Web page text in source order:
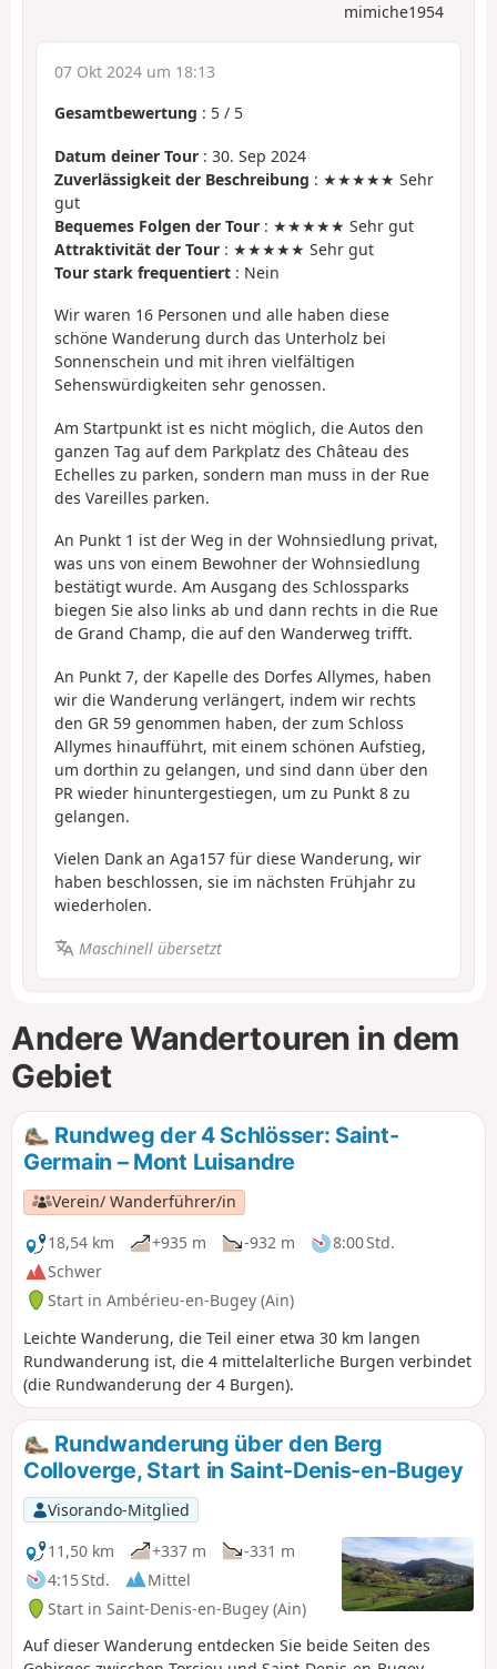
mimiche1954
07 Okt 2024 um 18:13
Gesamtbewertung : 5 / 5
Datum deiner Tour : 30. Sep 2024
Zuverlässigkeit der Beschreibung : ★★★★★ Sehr
gut
Bequemes Folgen der Tour : ★★★★★ Sehr gut
Attraktivität der Tour : ★★★★★ Sehr gut
Tour stark frequentiert : Nein
Wir waren 16 Personen und alle haben diese
schöne Wanderung durch das Unterholz bei
Sonnenschein und mit ihren vielfältigen
Sehenswürdigkeiten sehr genossen.
Am Startpunkt ist es nicht möglich, die Autos den
ganzen Tag auf dem Parkplatz des Château des
Echelles zu parken, sondern man muss in der Rue
des Vareilles parken.
An Punkt 1 ist der Weg in der Wohnsiedlung privat,
was uns von einem Bewohner der Wohnsiedlung
bestätigt wurde. Am Ausgang des Schlossparks
biegen Sie also links ab und dann rechts in die Rue
de Grand Champ, die auf den Wanderweg trifft.
An Punkt 7, der Kapelle des Dorfes Allymes, haben
wir die Wanderung verlängert, indem wir rechts
den GR 59 genommen haben, der zum Schloss
Allymes hinaufführt, mit einem schönen Aufstieg,
um dorthin zu gelangen, und sind dann über den
PR wieder hinuntergestiegen, um zu Punkt 8 zu
gelangen.
Vielen Dank an Aga157 für diese Wanderung, wir
haben beschlossen, sie im nächsten Frühjahr zu
wiederholen.
Maschinell übersetzt
Andere Wandertouren in dem
Gebiet
Rundweg der 4 Schlösser: Saint-
Germain – Mont Luisandre
Verein/ Wanderführer/in
18,54 km
+935 m -932 m
8:00 Std.
Schwer
Start in Ambérieu-en-Bugey (Ain)
Leichte Wanderung, die Teil einer etwa 30 km langen
Rundwanderung ist, die 4 mittelalterliche Burgen verbindet
(die Rundwanderung der 4 Burgen).
Rundwanderung über den Berg
Colloverge, Start in Saint-Denis-en-Bugey
Visorando-Mitglied
11,50 km
+337 m
-331 m
4:15 Std.
Mittel
Start in Saint-Denis-en-Bugey (Ain)
Auf dieser Wanderung entdecken Sie beide Seiten des